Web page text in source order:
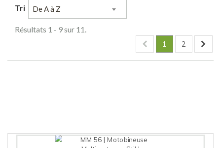
Tri De A à Z
Résultats 1 - 9 sur 11.
1
2